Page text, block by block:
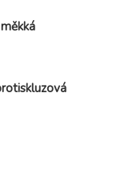
Soft